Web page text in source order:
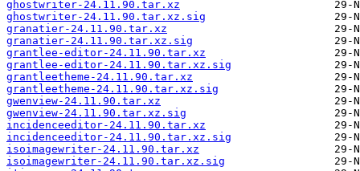
ghostwriter-24.11.90.tar.xz
ghostwriter-24.11.90.tar.xz.sig
granatier-24.11.90.tar.xz
granatier-24.11.90.tar.xz.sig
grantlee-editor-24.11.90.tar.xz
grantlee-editor-24.11.90.tar.xz.sig
grantleetheme-24.11.90.tar.xz
grantleetheme-24.11.90.tar.xz.sig
gwenview-24.11.90.tar.xz
gwenview-24.11.90.tar.xz.sig
incidenceeditor-24.11.90.tar.xz
incidenceeditor-24.11.90.tar.xz.sig
isoimagewriter-24.11.90.tar.xz
isoimagewriter-24.11.90.tar.xz.sig